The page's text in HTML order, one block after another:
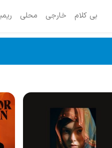
بی کلام خارجی محلی